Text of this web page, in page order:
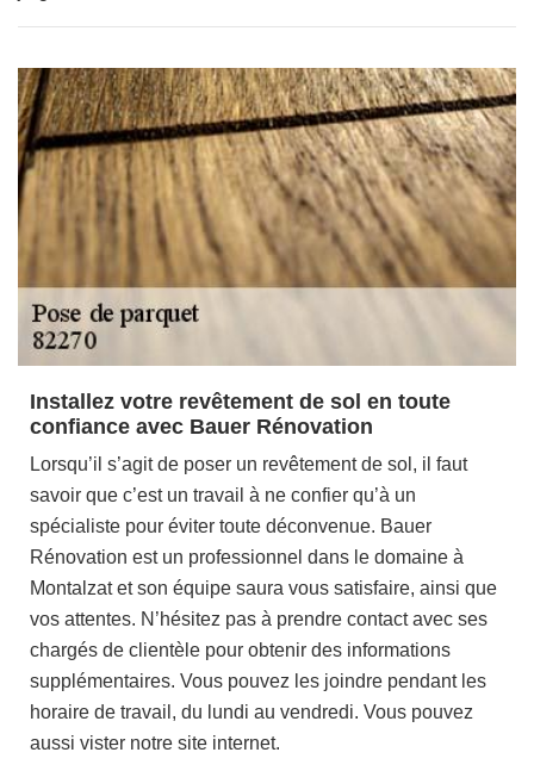
Installez votre revêtement de sol en toute
confiance avec Bauer Rénovation
Lorsqu’il s’agit de poser un revêtement de sol, il faut
savoir que c’est un travail à ne confier qu’à un
spécialiste pour éviter toute déconvenue. Bauer
Rénovation est un professionnel dans le domaine à
Montalzat et son équipe saura vous satisfaire, ainsi que
vos attentes. N’hésitez pas à prendre contact avec ses
chargés de clientèle pour obtenir des informations
supplémentaires. Vous pouvez les joindre pendant les
horaire de travail, du lundi au vendredi. Vous pouvez
aussi vister notre site internet.